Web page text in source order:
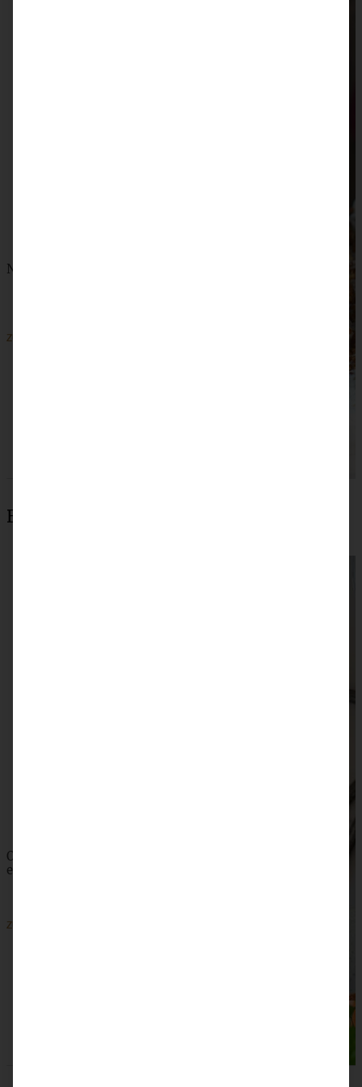
Nuss-Sahne-Torte – ganz einfach!
ZUM BEITRAG
Beliebteste Rezepte
Omas saftiger Zwetschgenkuchen mit Zimtkruste -
einfach und blitzschnell gebacken
ZUM BEITRAG